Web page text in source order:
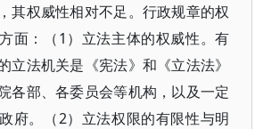
其权威性相对不足。行政规章的权
面：（1）立法主体的权威性。有
立法机关是《宪法》和《立法法》
各部、各委员会等机构，以及一定
府。（2）立法权限的有限性与明